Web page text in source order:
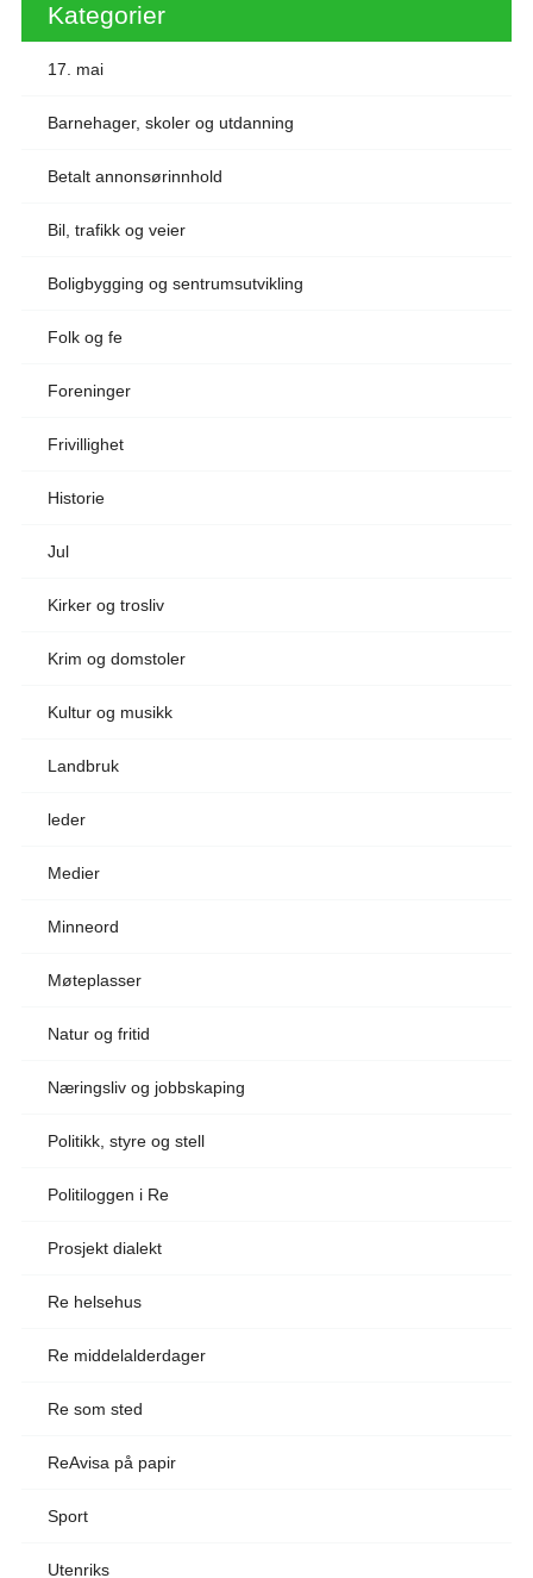
Kategorier
17. mai
Barnehager, skoler og utdanning
Betalt annonsørinnhold
Bil, trafikk og veier
Boligbygging og sentrumsutvikling
Folk og fe
Foreninger
Frivillighet
Historie
Jul
Kirker og trosliv
Krim og domstoler
Kultur og musikk
Landbruk
leder
Medier
Minneord
Møteplasser
Natur og fritid
Næringsliv og jobbskaping
Politikk, styre og stell
Politiloggen i Re
Prosjekt dialekt
Re helsehus
Re middelalderdager
Re som sted
ReAvisa på papir
Sport
Utenriks